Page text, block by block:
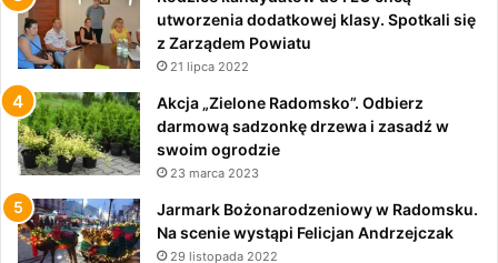
utworzenia dodatkowej klasy. Spotkali się
z Zarządem Powiatu
21 lipca 2022
Akcja „Zielone Radomsko”. Odbierz
darmową sadzonkę drzewa i zasadź w
swoim ogrodzie
23 marca 2023
Jarmark Bożonarodzeniowy w Radomsku.
Na scenie wystąpi Felicjan Andrzejczak
29 listopada 2022